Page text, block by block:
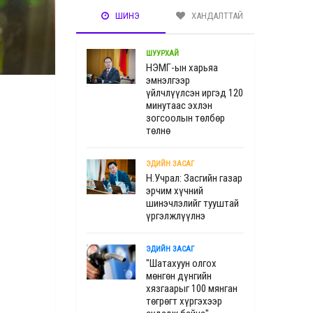
ШИНЭ ХАНДАЛТТАЙ
ШУУРХАЙ
НЭМГ-ын харьяа
эмнэлгээр
үйлчлүүлсэн иргэд 120
минутаас эхлэн
зогсоолын төлбөр
төлнө
ЭДИЙН ЗАСАГ
Н.Учрал: Засгийн газар
эрчим хүчний
шинэчлэлийг тууштай
үргэлжлүүлнэ
ЭДИЙН ЗАСАГ
"Шатахуун олгох
мөнгөн дүнгийн
хязгаарыг 100 мянган
төгрөгт хүргэхээр